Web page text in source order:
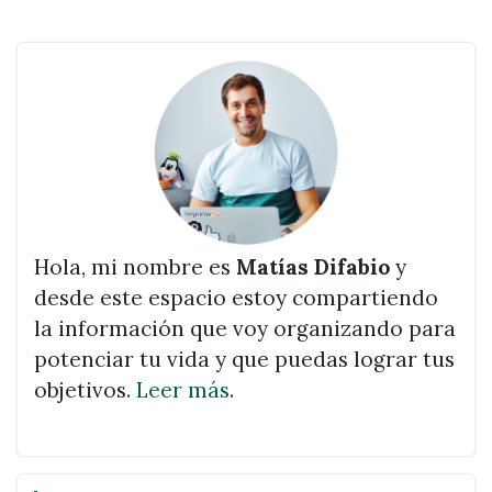
Hola, mi nombre es Matías Difabio y
desde este espacio estoy compartiendo
la información que voy organizando para
potenciar tu vida y que puedas lograr tus
objetivos. Leer más.